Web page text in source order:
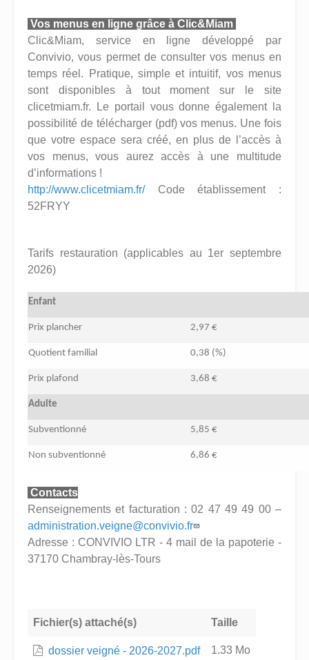
Vos menus en ligne grâce à Clic&Miam
Clic&Miam, service en ligne développé par
Convivio, vous permet de consulter vos menus en
temps réel. Pratique, simple et intuitif, vos menus
sont disponibles à tout moment sur le site
clicetmiam.fr. Le portail vous donne également la
possibilité de télécharger (pdf) vos menus. Une fois
que votre espace sera créé, en plus de l’accès à
vos menus, vous aurez accès à une multitude
d’informations !
http://www.clicetmiam.fr/Code établissement :
52FRYY
Tarifs restauration (applicables au 1er septembre
2026)
Enfant
Prix plancher 2,97 €
Quotient familial 0,38 (%)
Prix plafond 3,68 €
Adulte
Subventionné 5,85 €
Non subventionné 6,86 €
Contacts
Renseignements et facturation : 02 47 49 49 00 –
administration.veigne@convivio.fr
Adresse : CONVIVIO LTR - 4 mail de la papoterie -
37170 Chambray-lès-Tours
Fichier(s) attaché(s) Taille
dossier veigné - 2026-2027.pdf 1.33 Mo